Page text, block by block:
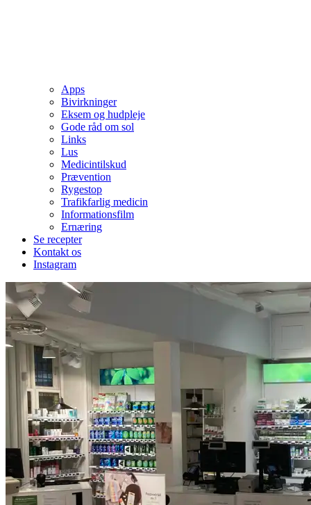
Apps
Bivirkninger
Eksem og hudpleje
Gode råd om sol
Links
Lus
Medicintilskud
Prævention
Rygestop
Trafikfarlig medicin
Informationsfilm
Ernæring
Se recepter
Kontakt os
Instagram